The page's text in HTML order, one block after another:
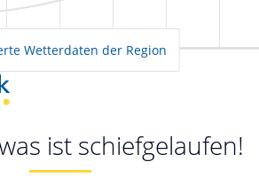
Wetterdaten der Region
ist schiefgelaufen!